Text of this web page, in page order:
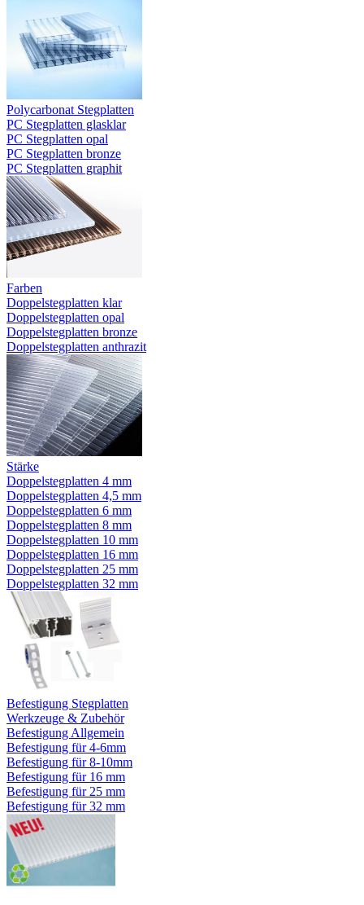
Polycarbonat Stegplatten
PC Stegplatten glasklar
PC Stegplatten opal
PC Stegplatten bronze
PC Stegplatten graphit
Farben
Doppelstegplatten klar
Doppelstegplatten opal
Doppelstegplatten bronze
Doppelstegplatten anthrazit
Stärke
Doppelstegplatten 4 mm
Doppelstegplatten 4,5 mm
Doppelstegplatten 6 mm
Doppelstegplatten 8 mm
Doppelstegplatten 10 mm
Doppelstegplatten 16 mm
Doppelstegplatten 25 mm
Doppelstegplatten 32 mm
Befestigung Stegplatten
Werkzeuge & Zubehör
Befestigung Allgemein
Befestigung für 4-6mm
Befestigung für 8-10mm
Befestigung für 16 mm
Befestigung für 25 mm
Befestigung für 32 mm